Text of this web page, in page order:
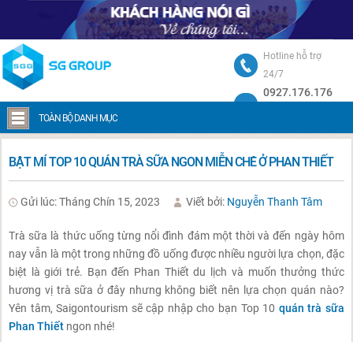
Hotline hỗ trợ
24/7
0927.176.176
TOÀN BỘ DANH MỤC
Trang chủ
BẬT MÍ TOP 10 QUÁN TRÀ SỮA NGON MIỄN CHÊ Ở PHAN THIẾT
Gửi lúc: Tháng Chín 15, 2023 Viết bởi: Nguyễn Thanh Tâm
Trà sữa là thức uống từng nổi đình đám một thời và đến ngày hôm
nay vẫn là một trong những đồ uống được nhiều người lựa chọn, đặc
biệt là giới trẻ. Bạn đến Phan Thiết du lịch và muốn thưởng thức
hương vị trà sữa ở đây nhưng không biết nên lựa chọn quán nào?
Yên tâm, Saigontourism sẽ cập nhập cho bạn Top 10 quán trà sữa
Phan Thiết ngon nhé!